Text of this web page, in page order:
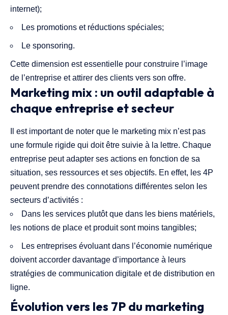
internet);
Les promotions et réductions spéciales;
Le sponsoring.
Cette dimension est essentielle pour construire l’image
de l’entreprise et attirer des clients vers son offre.
Marketing mix : un outil adaptable à
chaque entreprise et secteur
Il est important de noter que le marketing mix n’est pas
une formule rigide qui doit être suivie à la lettre. Chaque
entreprise peut adapter ses actions en fonction de sa
situation, ses ressources et ses objectifs. En effet, les 4P
peuvent prendre des connotations différentes selon les
secteurs d’activités :
Dans les services plutôt que dans les biens matériels,
les notions de place et produit sont moins tangibles;
Les entreprises évoluant dans l’économie numérique
doivent accorder davantage d’importance à leurs
stratégies de communication digitale et de distribution en
ligne.
Évolution vers les 7P du marketing